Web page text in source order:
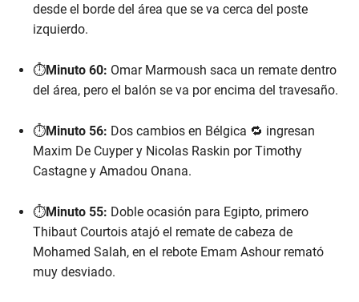
desde el borde del área que se va cerca del poste
izquierdo.
⏱️Minuto 60: Omar Marmoush saca un remate dentro
del área, pero el balón se va por encima del travesaño.
⏱️Minuto 56: Dos cambios en Bélgica 🔁 ingresan
Maxim De Cuyper y Nicolas Raskin por Timothy
Castagne y Amadou Onana.
⏱️Minuto 55: Doble ocasión para Egipto, primero
Thibaut Courtois atajó el remate de cabeza de
Mohamed Salah, en el rebote Emam Ashour remató
muy desviado.